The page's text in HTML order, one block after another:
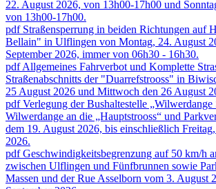
22. August 2026, von 13h00-17h00 und
von 13h00-17h00.
pdfStraßensperrung in beiden Richtungen auf
Bellain" in Ulflingen von Montag, 24. August
September 2026, immer von 06h30 - 16h30.
pdfAllgemeines Fahrverbot und Komplette
Straßenabschnitts der "Duarrefstrooss" in
25 August 2026 und Mittwoch den 26 August
pdfVerlegung der Bushaltestelle „Wilwerdange
Wilwerdange an die „Hauptstrooss“ und
dem 19. August 2026, bis einschließlich
2026.
pdfGeschwindigkeitsbegrenzung auf 50 km/h
zwischen Ulflingen und Fünfbrunnen sowie
Massen und der Rue Asselborn vom 3. August